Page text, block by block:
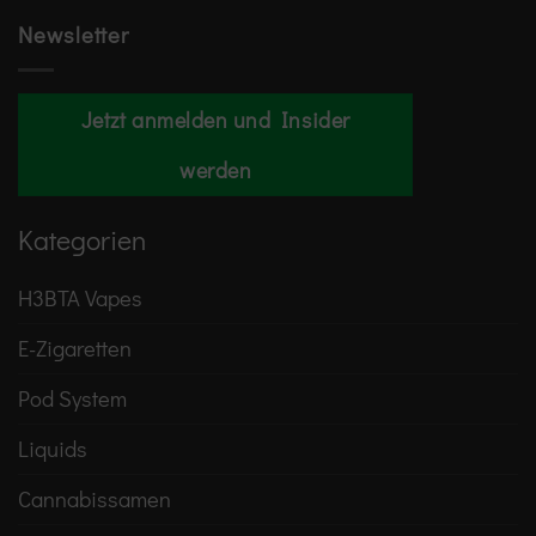
Newsletter
Jetzt anmelden und Insider
werden
Kategorien
H3BTA Vapes
E-Zigaretten
Pod System
Liquids
Cannabissamen